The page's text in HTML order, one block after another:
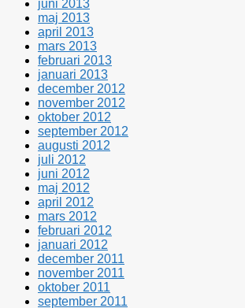
juni 2013
maj 2013
april 2013
mars 2013
februari 2013
januari 2013
december 2012
november 2012
oktober 2012
september 2012
augusti 2012
juli 2012
juni 2012
maj 2012
april 2012
mars 2012
februari 2012
januari 2012
december 2011
november 2011
oktober 2011
september 2011